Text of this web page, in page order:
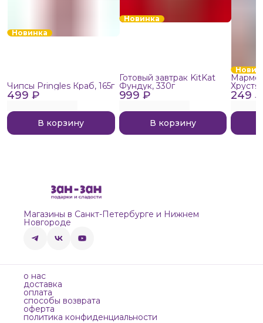
Новинка
499 ₽
Чипсы Pringles Краб, 165г
В корзину
Новинка
999 ₽
Готовый завтрак KitKat
Фундук, 330г
В корзину
249 ₽
Магазины в Санкт-Петербурге и Нижнем
Новгороде
о нас
доставка
оплата
способы возврата
оферта
политика конфиденциальности